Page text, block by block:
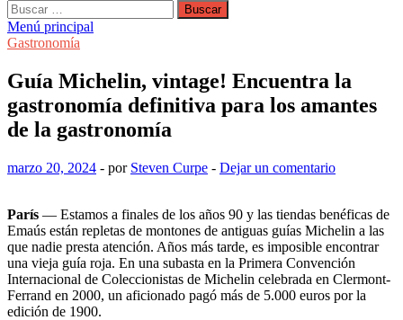
Buscar:
Menú principal
Gastronomía
Guía Michelin, vintage! Encuentra la
gastronomía definitiva para los amantes
de la gastronomía
marzo 20, 2024 - por Steven Curpe - Dejar un comentario
París — Estamos a finales de los años 90 y las tiendas benéficas de
Emaús están repletas de montones de antiguas guías Michelin a las
que nadie presta atención. Años más tarde, es imposible encontrar
una vieja guía roja. En una subasta en la Primera Convención
Internacional de Coleccionistas de Michelin celebrada en Clermont-
Ferrand en 2000, un aficionado pagó más de 5.000 euros por la
edición de 1900.